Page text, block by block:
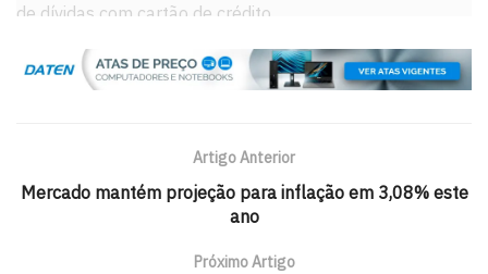
de dívidas com cartão de crédito.
A redução dessas taxas foi aprovada em setembro pelo
conselho e dependia de sua publicação para entrar em
observadas na taxa básica de juros (Selic). De acordo
com a Previdência, os novos tetos permitem condições
mais vantajosas para o acesso ao crédito, possibilitando
inclusive a migração de dívidas mais caras, como as de
Artigo Anterior
Mercado mantém projeção para inflação em 3,08% este
ano
Próximo Artigo